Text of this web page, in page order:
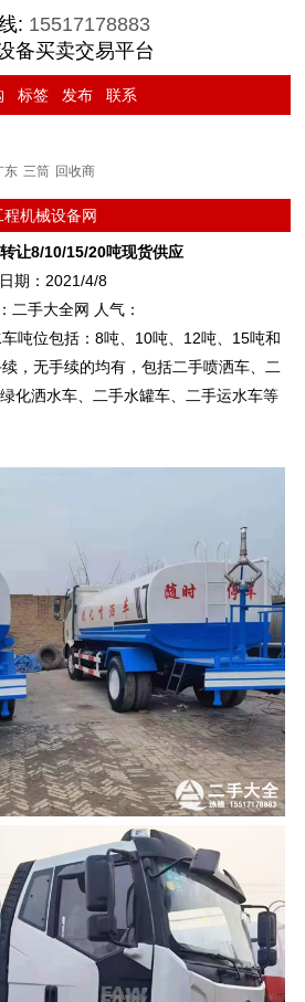
: 15517178883
备买卖交易平台
标签 发布 联系
东 三筒 回收商
程机械设备网
让8/10/15/20吨现货供应
日期：2021/4/8
二手大全网 人气：
吨位包括：8吨、10吨、12吨、15吨和
，无手续的均有，包括二手喷洒车、二
化洒水车、二手水罐车、二手运水车等